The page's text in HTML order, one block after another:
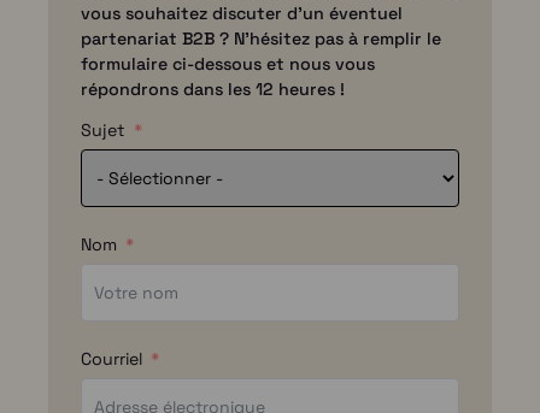
vous souhaitez discuter d'un éventuel
partenariat B2B ? N'hésitez pas à remplir le
formulaire ci-dessous et nous vous
répondrons dans les 12 heures !
Sujet
Nom
Courriel